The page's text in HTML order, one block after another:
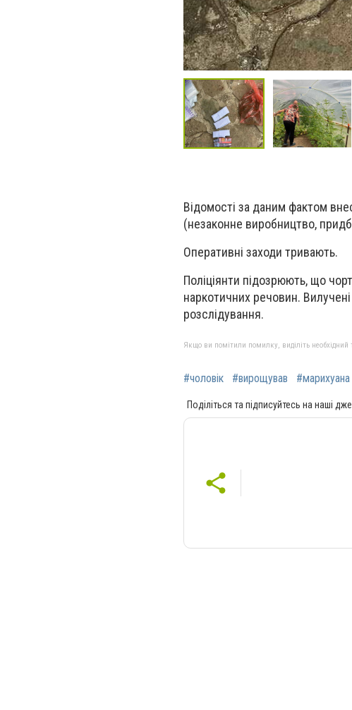
Відомості за даним фактом
(незаконне виробництво,
Оперативні заходи тривають.
Поліціянти підозрюють, що
наркотичних речовин.
розслідування.
Якщо ви помітили помилку, виділіть необхідний
#чоловік #вирощував #марихуана
Поділіться та підписуйтесь на наші